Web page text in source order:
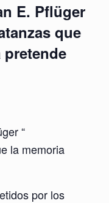
E. Pflüger
que
“
la memoria
por los